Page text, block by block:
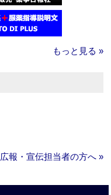
もっと見る »
広報・宣伝担当者の方へ »